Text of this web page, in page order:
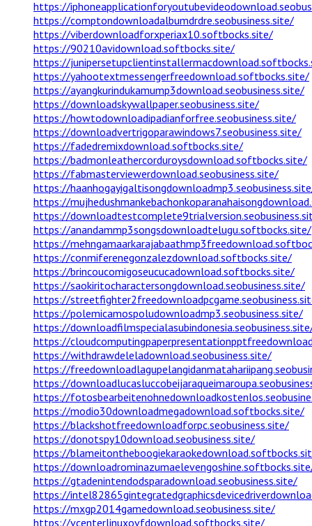
https://
https://comptondownloadalbumdrdre.seobusiness.site/
https://viberdownloadforxperiax10.softbocks.site/
https://90210avidownload.softbocks.site/
https://
https://yahootextmessengerfreedownload.softbocks.site/
https://ayangkurindukamump3download.seobusiness.site/
https://downloadskywallpaper.seobusiness.site/
https://howtodownloadipadianforfree.seobusiness.site/
https://downloadvertrigoparawindows7.seobusiness.site/
https://fadedremixdownload.softbocks.site/
https://badmonleathercorduroysdownload.softbocks.site/
https://fabmasterviewerdownload.seobusiness.site/
https://
https://
https://
https://anandammp3songsdownloadtelugu.softbocks.site/
https://
https://conmiferenegonzalezdownload.softbocks.site/
https://brincoucomigoseucucadownload.softbocks.site/
https://saokiritocharactersongdownload.seobusiness.site/
https://
https://polemicamospoludownloadmp3.seobusiness.site/
https://
https://
https://withdrawdeleladownload.seobusiness.site/
https://
https://
https://
https://modio30downloadmegadownload.softbocks.site/
https://blackshotfreedownloadforpc.seobusiness.site/
https://donotspy10download.seobusiness.site/
https://
https://
https://gtadenintendodsparadownload.seobusiness.site/
https://
https://mxgp2014gamedownload.seobusiness.site/
https://vcenterlinuxovfdownload.softbocks.site/